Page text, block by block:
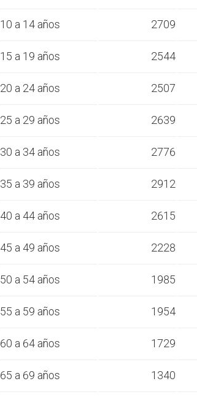
10 a 14 años 2709
15 a 19 años 2544
20 a 24 años 2507
25 a 29 años 2639
30 a 34 años 2776
35 a 39 años 2912
40 a 44 años 2615
45 a 49 años 2228
50 a 54 años 1985
55 a 59 años 1954
60 a 64 años 1729
65 a 69 años 1340